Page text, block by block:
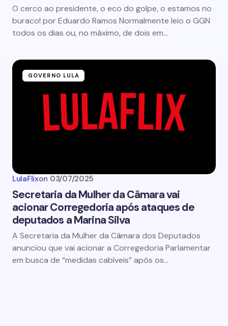
O cerco ao presidente, o eco do golpe, o estamos no
buraco! por Eduardo Ramos Normalmente leio o GGN
todos os dias ou, no máximo, de dois em…
GOVERNO LULA
LulaFlixon 03/07/2025
Secretaria da Mulher da Câmara vai
acionar Corregedoria após ataques de
deputados a Marina Silva
A Secretaria da Mulher da Câmara dos Deputados
anunciou que vai acionar a Corregedoria Parlamentar
em busca de “medidas cabíveis” após os…